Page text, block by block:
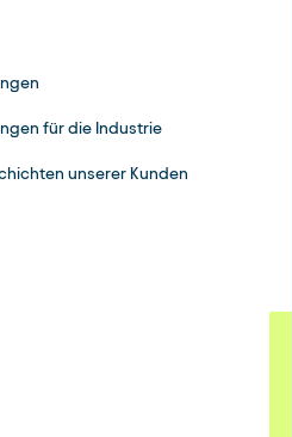
für die Industrie
unserer Kunden